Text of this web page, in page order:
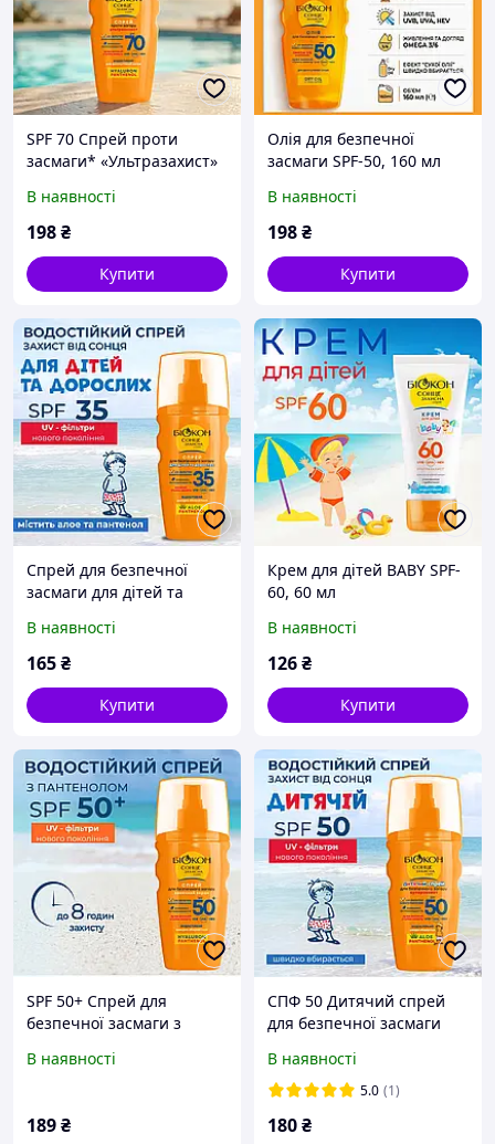
SPF 70 Спрей проти
засмаги* «Ультразахист»
В наявності
198₴
Купити
Олія для безпечної
засмаги SPF-50, 160 мл
В наявності
198₴
Купити
Спрей для безпечної
засмаги для дітей та
В наявності
165₴
Купити
Крем для дітей BABY SPF-
60, 60 мл
В наявності
126₴
Купити
SPF 50+ Спрей для
безпечної засмаги з
екран» 160 мл.
В наявності
189₴
СПФ 50 Дитячий спрей
для безпечної засмаги
В наявності
5.0 (1)
180₴